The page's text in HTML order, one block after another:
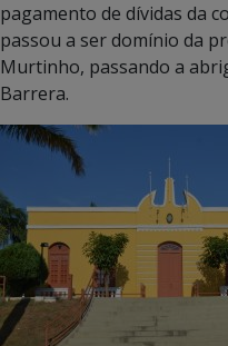
pagamento de dívidas da
passou a ser domínio da
Murtinho, passando a
Barrera.